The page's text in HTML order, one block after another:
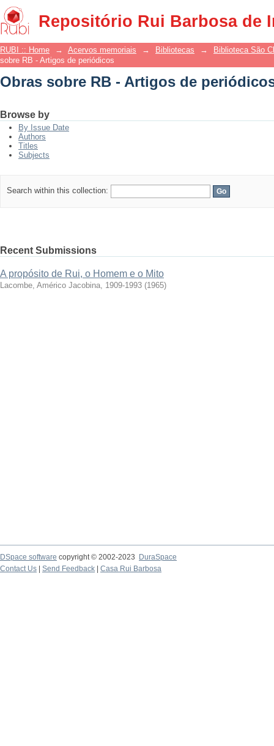
Repositório Rui Barbosa de
Obras sobre RB - Artigos de
RUBI :: Home → Acervos memoriais → Bibliotecas →
Biblioteca São
sobre RB - Artigos de periódicos
Obras sobre RB - Artigos de
Browse by
By Issue Date
Authors
Titles
Subjects
Search within this collection:
Recent Submissions
A propósito de Rui, o Homem e o Mito
Lacombe, Américo Jacobina, 1909-1993 (1965)
DSpace software copyright © 2002-2023
DuraSpace
Contact Us
Send Feedback Casa Rui Barbosa